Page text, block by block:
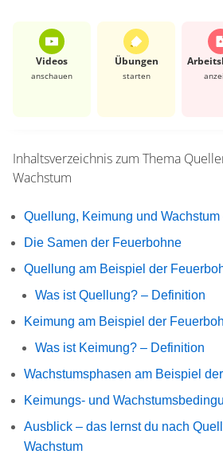
Videos
anschauen
Übungen
starten
Inhaltsverzeichnis zum Thema
Wachstum
Quellung, Keimung und
Die Samen der Feuerbohne
Quellung am Beispiel der
Was ist Quellung? – Definition
Keimung am Beispiel der
Was ist Keimung? – Definition
Wachstumsphasen am Beispiel
Keimungs- und
Ausblick – das lernst du nach
Wachstum